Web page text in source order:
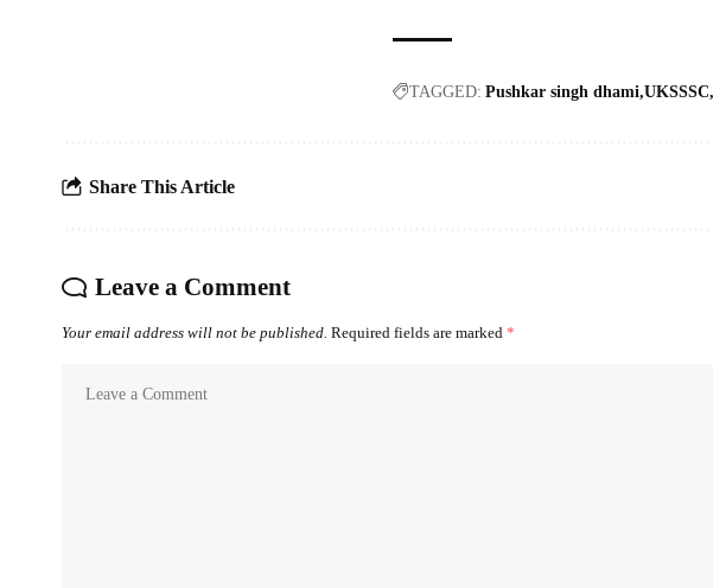
TAGGED: Pushkar singh dhami UKSSSC
Share This Article
Leave a Comment
Your email address will not be published. Required fields are marked *